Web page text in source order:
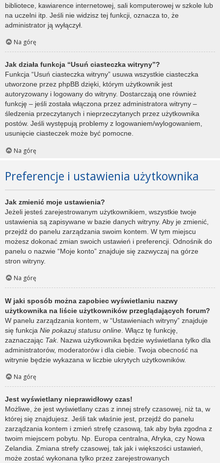
bibliotece, kawiarence internetowej, sali komputerowej w szkole lub
na uczelni itp. Jeśli nie widzisz tej funkcji, oznacza to, że
administrator ją wyłączył.
Na górę
Jak działa funkcja “Usuń ciasteczka witryny”?
Funkcja “Usuń ciasteczka witryny” usuwa wszystkie ciasteczka
utworzone przez phpBB dzięki, którym użytkownik jest
autoryzowany i logowany do witryny. Dostarczają one również
funkcję – jeśli została włączona przez administratora witryny –
śledzenia przeczytanych i nieprzeczytanych przez użytkownika
postów. Jeśli występują problemy z logowaniem/wylogowaniem,
usunięcie ciasteczek może być pomocne.
Na górę
Preferencje i ustawienia użytkownika
Jak zmienić moje ustawienia?
Jeżeli jesteś zarejestrowanym użytkownikiem, wszystkie twoje
ustawienia są zapisywane w bazie danych witryny. Aby je zmienić,
przejdź do panelu zarządzania swoim kontem. W tym miejscu
możesz dokonać zmian swoich ustawień i preferencji. Odnośnik do
panelu o nazwie “Moje konto” znajduje się zazwyczaj na górze
stron witryny.
Na górę
W jaki sposób można zapobiec wyświetlaniu nazwy
użytkownika na liście użytkowników przeglądających forum?
W panelu zarządzania kontem, w “Ustawieniach witryny” znajduje
się funkcja Nie pokazuj statusu online . Włącz tę funkcję,
zaznaczając Tak. Nazwa użytkownika będzie wyświetlana tylko dla
administratorów, moderatorów i dla ciebie. Twoja obecność na
witrynie będzie wykazana w liczbie ukrytych użytkowników.
Na górę
Jest wyświetlany nieprawidłowy czas!
Możliwe, że jest wyświetlany czas z innej strefy czasowej, niż ta, w
której się znajdujesz. Jeśli tak właśnie jest, przejdź do panelu
zarządzania kontem i zmień strefę czasową, tak aby była zgodna z
twoim miejscem pobytu. Np. Europa centralna, Afryka, czy Nowa
Zelandia. Zmiana strefy czasowej, tak jak i większości ustawień,
może zostać wykonana tylko przez zarejestrowanych